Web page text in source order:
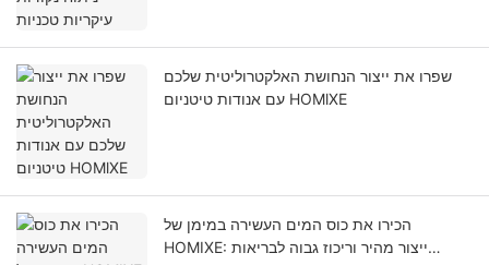
שפרו את ייצור הנחושת האלקטרוליטית שלכם
עם אנודות טיטניום HOMlXE
הכירו את כוס המים העשירה במימן של
HOMIXE: ייצור מהיר וריכוז גבוה לבריאות